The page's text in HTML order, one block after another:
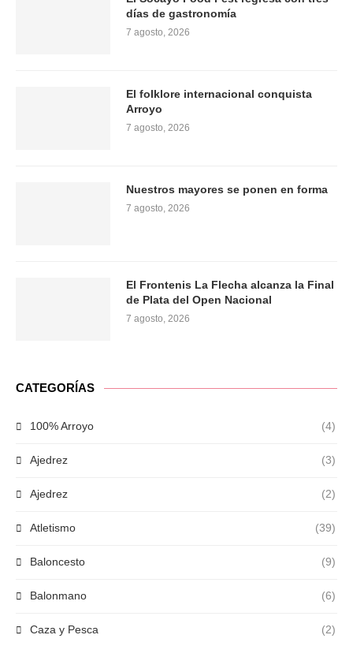
días de gastronomía
7 agosto, 2026
El folklore internacional conquista
Arroyo
7 agosto, 2026
Nuestros mayores se ponen en forma
7 agosto, 2026
El Frontenis La Flecha alcanza la Final
de Plata del Open Nacional
7 agosto, 2026
CATEGORÍAS
100% Arroyo (4)
Ajedrez (3)
Ajedrez (2)
Atletismo (39)
Baloncesto (9)
Balonmano (6)
Caza y Pesca (2)